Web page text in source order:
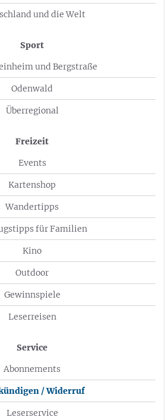
und die Welt
Sport
und Bergstraße
Odenwald
Überregional
Freizeit
Events
Kartenshop
Wandertipps
für Familien
Kino
Outdoor
Gewinnspiele
Leserreisen
Service
Abonnements
/ Widerruf
Leserservice